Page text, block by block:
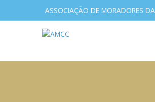
ASSOCIAÇÃO DE MORADORES